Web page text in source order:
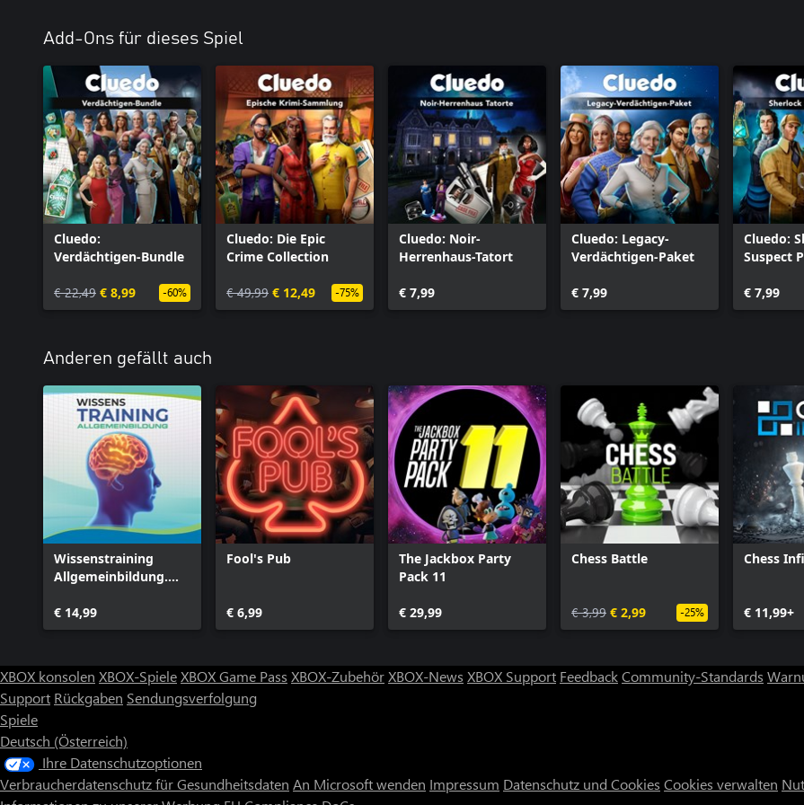
Add-Ons für dieses Spiel
Cluedo:
Verdächtigen-Bundle
€ 22,49 € 8,99 -60%
Cluedo: Die Epic
Crime Collection
€ 49,99 € 12,49 -75%
Cluedo: Noir-
Herrenhaus-Tatort
€ 7,99
Cluedo: Legacy-
Verdächtigen-Paket
€ 7,99
Cluedo:
Suspect
€ 7,99
Anderen gefällt auch
Wissenstraining
Allgemeinbildung.
€ 14,99
Fool's Pub
€ 6,99
The Jackbox Party
Pack 11
€ 29,99
Chess Battle
€ 3,99 € 2,99 -25%
Chess
€ 11,99+
XBOX konsolen XBOX-SpieleXBOX Game Pass XBOX-ZubehörXBOX-News XBOX Support FeedbackCommunity-Standards
Support Rückgaben Sendungsverfolgung
Spiele
Deutsch (Österreich)
Ihre Datenschutzoptionen
Verbraucherdatenschutz für Gesundheitsdaten An Microsoft wenden Impressum Datenschutz und Cookies Cookies verwalten